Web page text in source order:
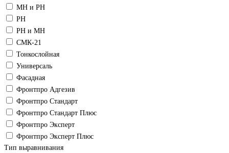
МН и РН
РН
РН и МН
СМК-21
Тонкослойная
Универсаль
Фасадная
Фронтпро Адгезив
Фронтпро Стандарт
Фронтпро Стандарт Плюс
Фронтпро Эксперт
Фронтпро Эксперт Плюс
Тип выравнивания